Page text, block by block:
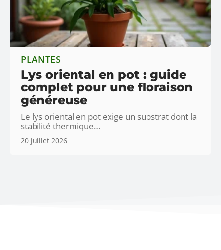
PLANTES
Lys oriental en pot : guide
complet pour une floraison
généreuse
Le lys oriental en pot exige un substrat dont la
stabilité thermique…
20 juillet 2026